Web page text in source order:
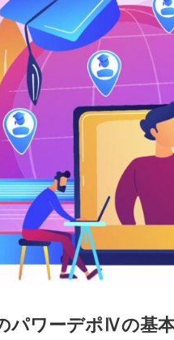
パワーデポⅣの基